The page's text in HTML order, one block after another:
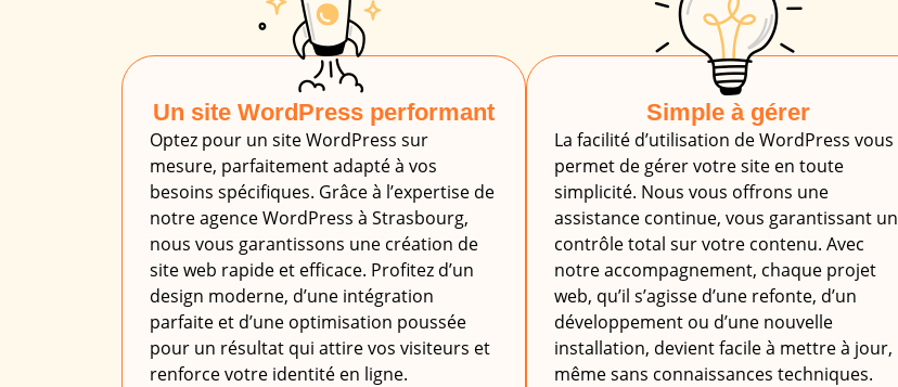
Un site WordPress performant
Optez pour un site WordPress sur
mesure, parfaitement adapté à vos
besoins spécifiques. Grâce à l’expertise de
notre agence WordPress à Strasbourg,
nous vous garantissons une création de
site web rapide et efficace. Profitez d’un
design moderne, d’une intégration
parfaite et d’une optimisation poussée
pour un résultat qui attire vos visiteurs et
renforce votre identité en ligne.
Simple à gérer
La facilité d’utilisation de WordPress vous
permet de gérer votre site en toute
simplicité. Nous vous offrons une
assistance continue, vous garantissant un
contrôle total sur votre contenu. Avec
notre accompagnement, chaque projet
web, qu’il s’agisse d’une refonte, d’un
développement ou d’une nouvelle
installation, devient facile à mettre à jour,
même sans connaissances techniques.